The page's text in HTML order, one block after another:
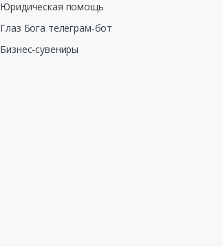
Юридическая помощь
Глаз Бога телеграм-бот
Бизнес-сувениры